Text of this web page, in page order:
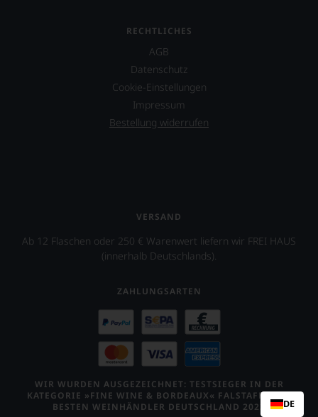
RECHTLICHES
AGB
Datenschutz
Cookie-Einstellungen
Impressum
Bestellung widerrufen
VERSAND
Ab 12 Flaschen oder 250 € Warenwert liefern wir FREI HAUS
(innerhalb Deutschlands).
ZAHLUNGSARTEN
WIR WURDEN AUSGEZEICHNET: TESTSIEGER IN DER
KATEGORIE »FINE WINE & BORDEAUX« FALSTAFF – DIE
BESTEN WEINHÄNDLER DEUTSCHLAND 2023
DE